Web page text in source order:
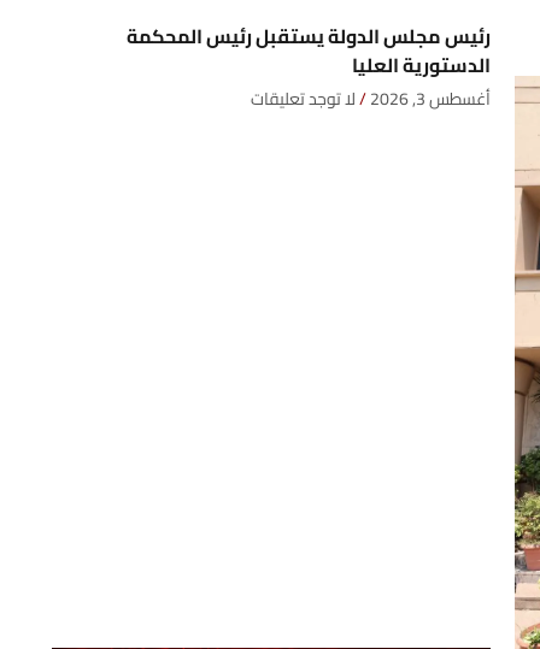
رئيس مجلس الدولة يستقبل رئيس المحكمة
الدستورية العليا
أغسطس 3, 2026 لا توجد تعليقات